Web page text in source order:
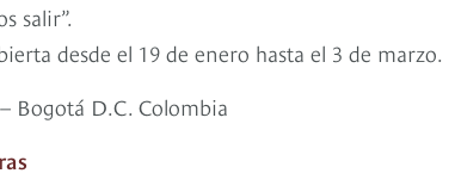
salir”.
desde el 19 de enero hasta el 3 de marzo.
Bogotá D.C. Colombia